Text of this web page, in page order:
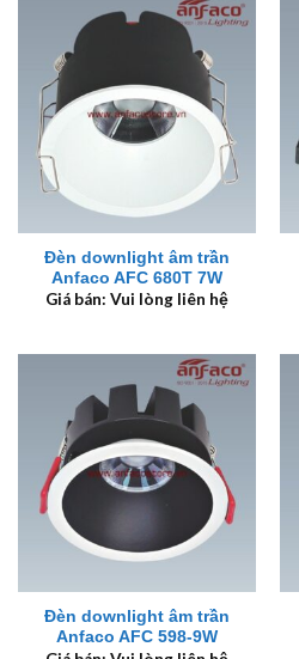
Đèn downlight âm trần
Anfaco AFC 680T 7W
Giá bán: Vui lòng liên hệ
Đèn downlight âm trần
Anfaco AFC 598-9W